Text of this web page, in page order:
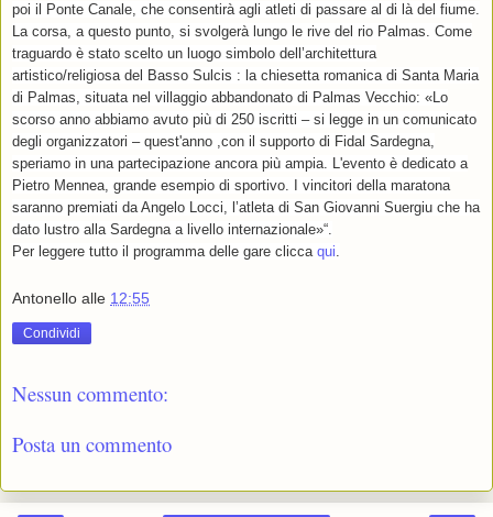
poi il Ponte Canale, che consentirà agli atleti di passare al di là del fiume.
La corsa, a questo punto, si svolgerà lungo le rive del rio Palmas. Come
traguardo è stato scelto un luogo simbolo dell’architettura
artistico/religiosa del Basso Sulcis : la chiesetta romanica di Santa Maria
di Palmas, situata nel villaggio abbandonato di Palmas Vecchio: «Lo
scorso anno abbiamo avuto più di 250 iscritti – si legge in un comunicato
degli organizzatori – quest'anno ,con il supporto di Fidal Sardegna,
speriamo in una partecipazione ancora più ampia. L'evento è dedicato a
Pietro Mennea, grande esempio di sportivo. I vincitori della maratona
saranno premiati da Angelo Locci, l’atleta di San Giovanni Suergiu che ha
dato lustro alla Sardegna a livello internazionale»“.
Per leggere tutto il programma delle gare clicca qui.
Antonello alle 12:55
Condividi
Nessun commento:
Posta un commento